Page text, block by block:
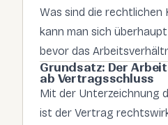
Was sind die rechtlichen
kann man sich überhaupt
bevor das
Grundsatz: Der
ab Vertragsschluss
Mit der Unterzeichnung
ist der Vertrag